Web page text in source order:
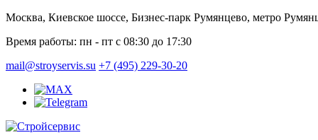
Москва, Киевское шоссе, Бизнес-парк Румянцево, метро
Время работы: пн - пт с 08:30 до 17:30
mail@stroyservis.su +7 (495) 229-30-20